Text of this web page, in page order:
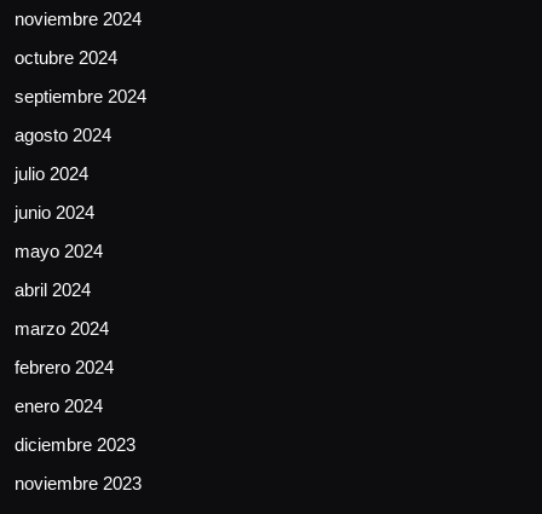
noviembre 2024
octubre 2024
septiembre 2024
agosto 2024
julio 2024
junio 2024
mayo 2024
abril 2024
marzo 2024
febrero 2024
enero 2024
diciembre 2023
noviembre 2023